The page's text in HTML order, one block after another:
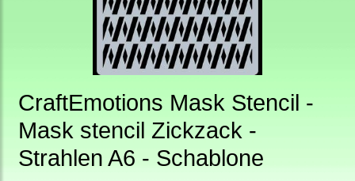
CraftEmotions Mask Stencil -
Mask stencil Zickzack -
Strahlen A6 - Schablone